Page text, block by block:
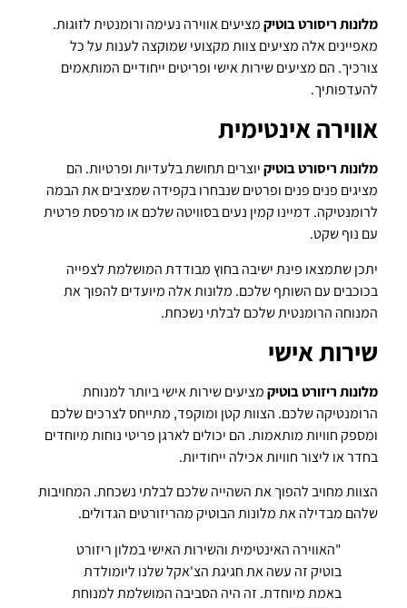
מלונות ריסורט בוטיקמציעים אווירה נעימה ורומנטית לזוגות.
מאפיינים אלה מציעים צוות מקצועי שמוקצה לענות על כל
צורכיך. הם מציעים שירות אישי ופריטים ייחודיים המותאמים
להעדפותיך.
אווירה אינטימית
מלונות ריסורט בוטיקיוצרים תחושת בלעדיות ופרטיות. הם
מציגים פנים פנים ופרטים שנבחרו בקפידה שמציבים את הבמה
לרומנטיקה. דמיינו קמין נעים בסוויטה שלכם או מרפסת פרטית
עם נוף שקט.
יתכן שתמצאו פינת ישיבה בחוץ מבודדת המושלמת לצפייה
בכוכבים עם השותף שלכם. מלונות אלה מיועדים להפוך את
המנוחה הרומנטית שלכם לבלתי נשכחת.
שירות אישי
מלונות ריזורט בוטיקמציעים שירות אישי ביותר למנוחת
הרומנטיקה שלכם. הצוות קטן ומוקפד, מתייחס לצרכים שלכם
ומספק חוויות מותאמות. הם יכולים לארגן פריטי נוחות מיוחדים
בחדר או ליצור חוויות אכילה ייחודיות.
הצוות מחויב להפוך את השהייה שלכם לבלתי נשכחת. המחויבות
שלהם מבדילה את מלונות הבוטיק מהריזורטים הגדולים.
"האווירה האינטימית והשירות האישי במלון ריזורט
בוטיק זה עשה את חגיגת הצ'אקל שלנו ליומולדת
באמת מיוחדת. זה היה הסביבה המושלמת למנוחת